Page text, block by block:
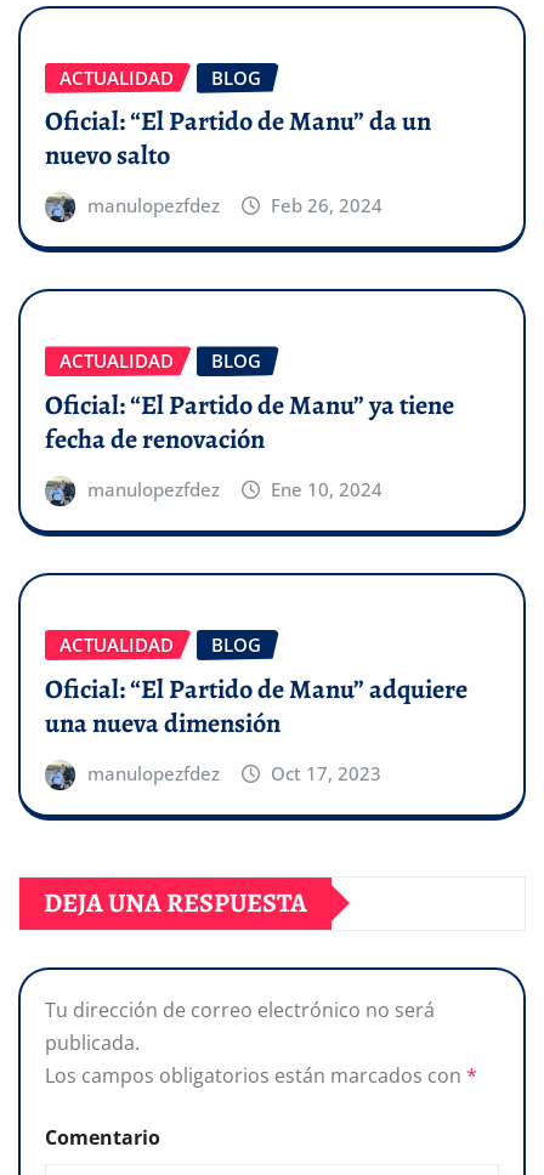
ACTUALIDAD BLOG
Oficial: “El Partido de Manu” da un
nuevo salto
manulopezfdez Feb 26, 2024
ACTUALIDAD BLOG
Oficial: “El Partido de Manu” ya tiene
fecha de renovación
manulopezfdez Ene 10, 2024
ACTUALIDAD BLOG
Oficial: “El Partido de Manu” adquiere
una nueva dimensión
manulopezfdez Oct 17, 2023
DEJA UNA RESPUESTA
Tu dirección de correo electrónico no será
publicada.
Los campos obligatorios están marcados con *
Comentario